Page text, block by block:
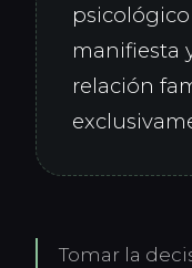
manifiesta
relación
Tomar la